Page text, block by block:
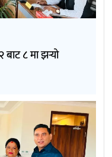
बाट ८ मा झर्‍यो